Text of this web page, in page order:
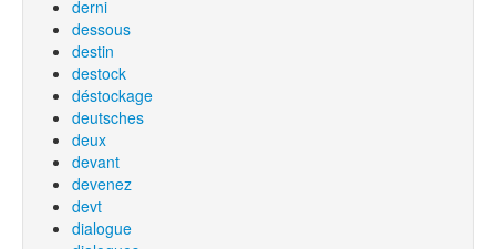
derni
dessous
destin
destock
déstockage
deutsches
deux
devant
devenez
devt
dialogue